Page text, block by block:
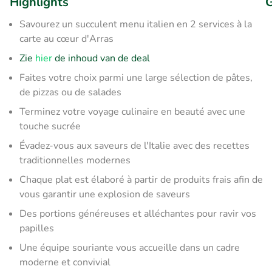
Savourez un succulent menu italien en 2 services à la
carte au cœur d'Arras
Zie hierde inhoud van de deal
Faites votre choix parmi une large sélection de pâtes,
de pizzas ou de salades
Terminez votre voyage culinaire en beauté avec une
touche sucrée
Évadez-vous aux saveurs de l'Italie avec des recettes
traditionnelles modernes
Chaque plat est élaboré à partir de produits frais afin de
vous garantir une explosion de saveurs
Des portions généreuses et alléchantes pour ravir vos
papilles
Une équipe souriante vous accueille dans un cadre
moderne et convivial